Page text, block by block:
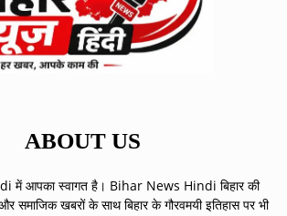
ABOUT US
में आपका स्वागत है। Bihar News Hindi बिहार की
समाजिक खबरों के साथ बिहार के गौरवमयी इतिहास पर भी